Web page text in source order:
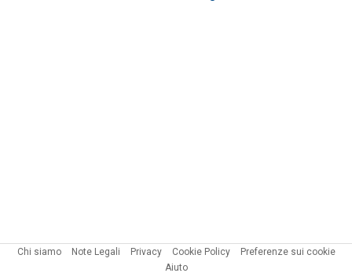
Chi siamo Note Legali Privacy Cookie Policy
Preferenze sui cookie
Aiuto